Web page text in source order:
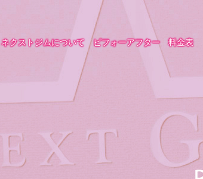
ネクストジムについて ビフォーアフター 料金表